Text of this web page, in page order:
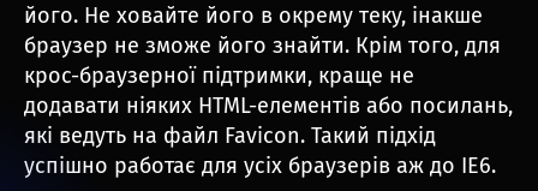
його. Не ховайте його в окрему теку, інакше
браузер не зможе його знайти. Крім того, для
крос-браузерної підтримки, краще не
додавати ніяких HTML-елементів або посилань,
які ведуть на файл Favicon. Такий підхід
успішно работає для усіх браузерів аж до IE6.